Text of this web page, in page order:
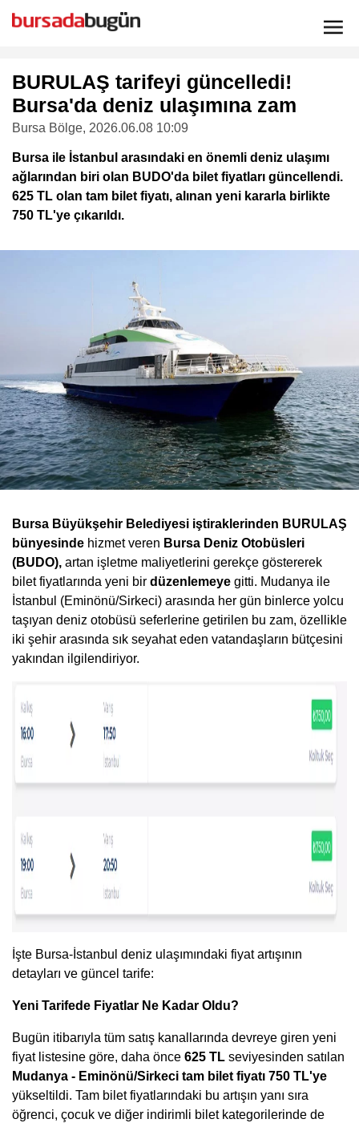
BURULAŞ tarifeyi güncelledi!
Bursa'da deniz ulaşımına zam
Bursa Bölge, 2026.06.08 10:09
Bursa ile İstanbul arasındaki en önemli deniz ulaşımı
ağlarından biri olan BUDO'da bilet fiyatları güncellendi.
625 TL olan tam bilet fiyatı, alınan yeni kararla birlikte
750 TL'ye çıkarıldı.
Bursa Büyükşehir Belediyesi iştiraklerinden BURULAŞ
bünyesinde hizmet veren Bursa Deniz Otobüsleri
(BUDO), artan işletme maliyetlerini gerekçe göstererek
bilet fiyatlarında yeni bir düzenlemeye gitti. Mudanya ile
İstanbul (Eminönü/Sirkeci) arasında her gün binlerce yolcu
taşıyan deniz otobüsü seferlerine getirilen bu zam, özellikle
iki şehir arasında sık seyahat eden vatandaşların bütçesini
yakından ilgilendiriyor.
İşte Bursa-İstanbul deniz ulaşımındaki fiyat artışının
detayları ve güncel tarife:
Yeni Tarifede Fiyatlar Ne Kadar Oldu?
Bugün itibarıyla tüm satış kanallarında devreye giren yeni
fiyat listesine göre, daha önce 625 TL seviyesinden satılan
Mudanya - Eminönü/Sirkeci tam bilet fiyatı 750 TL'ye
yükseltildi. Tam bilet fiyatlarındaki bu artışın yanı sıra
öğrenci, çocuk ve diğer indirimli bilet kategorilerinde de